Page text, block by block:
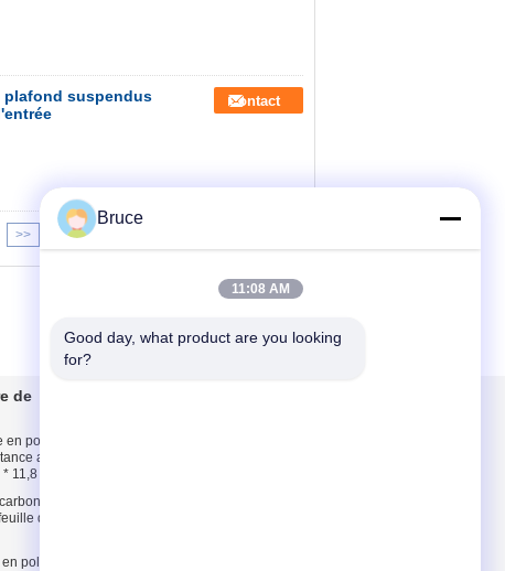
plafond suspendus
Contact
>> >|
de
polycarbonate
aux chocs
11,8 m
de 6 mm,
de
polycarbonate
Bruce
11:08 AM
Good day, what product are you looking
for?